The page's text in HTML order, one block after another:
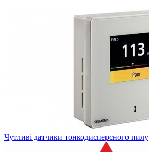
Чутливі датчики тонкодисперсного пилу